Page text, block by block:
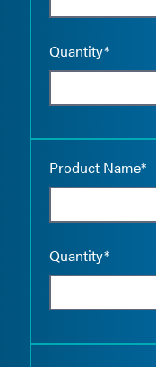
Quantity*
Product Name*
Quantity*